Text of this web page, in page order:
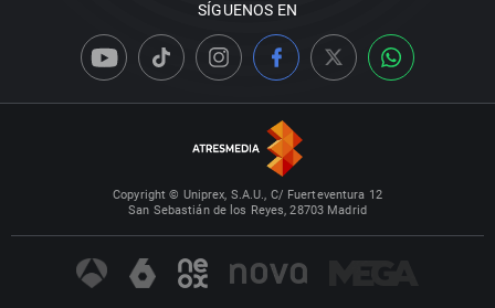
SÍGUENOS EN
Copyright © Uniprex, S.A.U., C/ Fuerteventura 12
San Sebastián de los Reyes, 28703 Madrid